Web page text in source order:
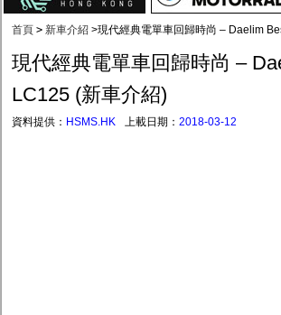
首頁 > 新車介紹 >現代經典電單車回歸時尚 – Daelim
現代經典電單車回歸時尚 –
LC125 (新車介紹)
資料提供： HSMS.HK 上載日期： 2018-03-12